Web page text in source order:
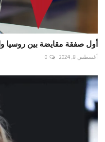
أول صفقة مقايضة بين روسيا
أغسطس 8, 2024 0